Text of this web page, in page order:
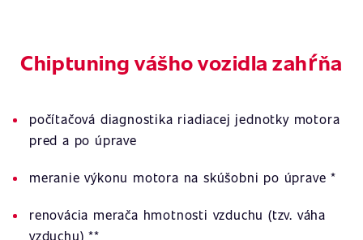
Chiptuning vášho vozidla zahŕňa
počítačová diagnostika riadiacej jednotky motora
pred a po úprave
meranie výkonu motora na skúšobni po úprave *
renovácia merača hmotnosti vzduchu (tzv. váha
vzduchu) **